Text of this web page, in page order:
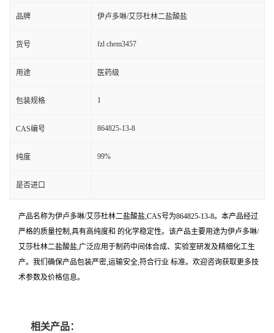
品牌 伊卢多啉/艾莎杜林二盐酸盐
货号 fzl chem3457
用途 医药级
包装规格 1
CAS编号 864825-13-8
纯度 99%
是否进口
产品名称为伊卢多啉/艾莎杜林二盐酸盐,CAS号为864825-13-8。本产品经过
严格的质量控制,具有高纯度和 的化学稳定性。该产品主要用途为伊卢多啉/
艾莎杜林二盐酸盐,广泛应用于制药中间体合成、实验室研发及精细化工生
产。我们确保产品包装严密,运输安全,符合行业 标准。欢迎咨询获取更多技
术参数及价格信息。
相关产品：